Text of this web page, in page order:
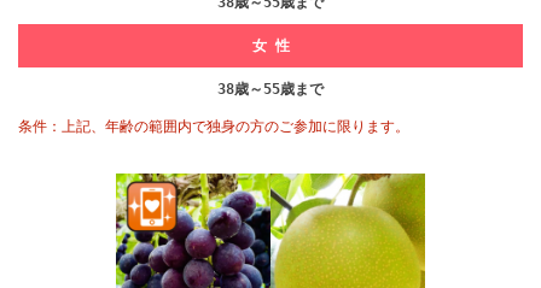
女 性
38歳～55歳まで
条件：上記、年齢の範囲内で独身の方のご参加に限ります。